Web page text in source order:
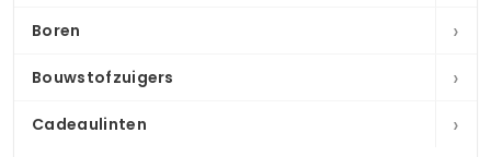
Boren ›
Bouwstofzuigers ›
Cadeaulinten ›